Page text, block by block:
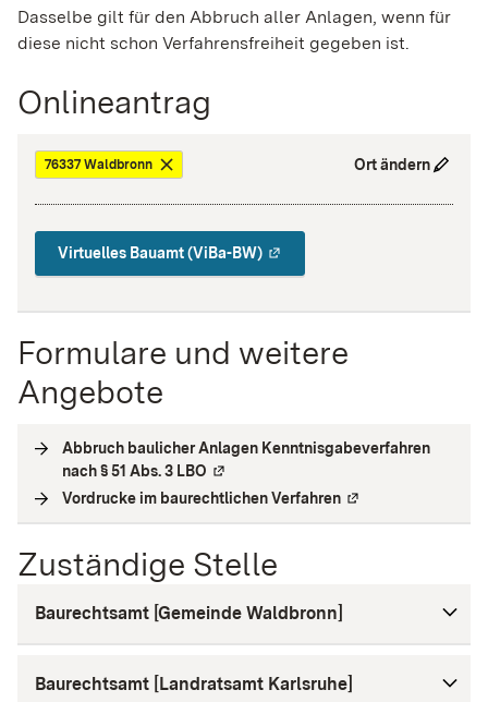
Dasselbe gilt für den Abbruch aller Anlagen, wenn für
diese nicht schon Verfahrensfreiheit gegeben ist.
Onlineantrag
76337 Waldbronn Ort ändern
Virtuelles Bauamt (ViBa-BW)
Formulare und weitere
Angebote
Abbruch baulicher Anlagen Kenntnisgabeverfahren
nach § 51 Abs. 3 LBO Externe Verlinkung
Vordrucke im baurechtlichen Verfahren Externe Verlinkung
Zuständige Stelle
Baurechtsamt [Gemeinde Waldbronn]
Baurechtsamt [Landratsamt Karlsruhe]